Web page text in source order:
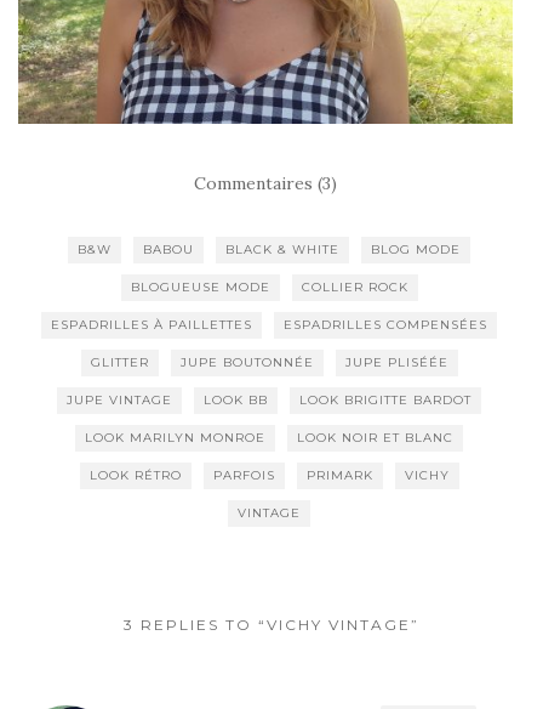
Commentaires (3)
B&W BABOU BLACK & WHITE BLOG MODE
BLOGUEUSE MODE COLLIER ROCK
ESPADRILLES À PAILLETTES ESPADRILLES COMPENSÉES
GLITTER JUPE BOUTONNÉE JUPE PLISÉÉE
JUPE VINTAGE LOOK BB LOOK BRIGITTE BARDOT
LOOK MARILYN MONROE LOOK NOIR ET BLANC
LOOK RÉTRO PARFOIS PRIMARK VICHY
VINTAGE
3 REPLIES TO “VICHY VINTAGE”